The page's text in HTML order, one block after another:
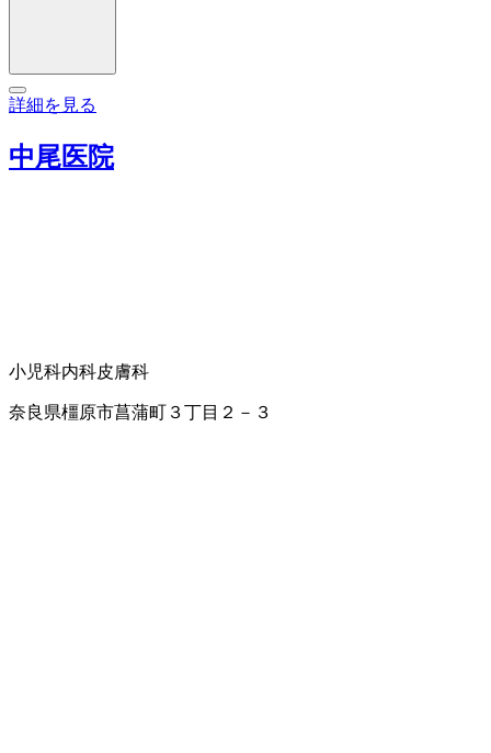
詳細を見る
中尾医院
小児科内科皮膚科
奈良県橿原市菖蒲町３丁目２－３